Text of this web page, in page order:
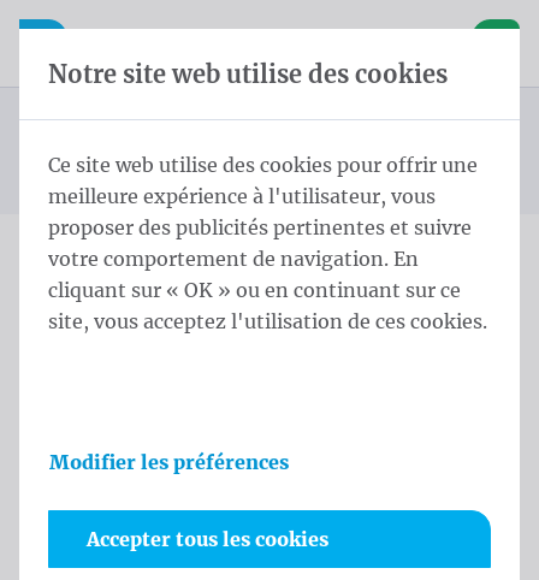
Skip content
Sauter la sélection de la langue
Ouvrir la navigation mobile
Vous êtes ici :
Page d'accueil
Produits
Protocole
Echarpe échevin
Echarpe echevin Wallonie Lendensjerp Lendensjerp
zijden kwasten Rood en Geel Geen
Echarpe echevin Wallonie
Lendensjerp Lendensjerp
Notre site web utilise des cookies
Ce site web utilise des cookies pour offrir une
meilleure expérience à l'utilisateur, vous
proposer des publicités pertinentes et suivre
votre comportement de navigation. En
cliquant sur « OK » ou en continuant sur ce
site, vous acceptez l'utilisation de ces cookies.
Modifier les préférences
Accepter tous les cookies